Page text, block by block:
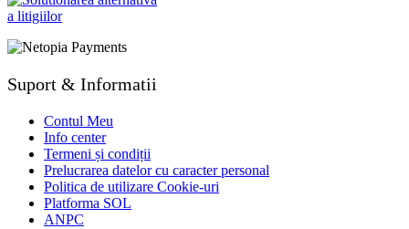
Suport & Informatii
Contul Meu
Info center
Termeni și condiții
Prelucrarea datelor cu caracter personal
Politica de utilizare Cookie-uri
Platforma SOL
ANPC